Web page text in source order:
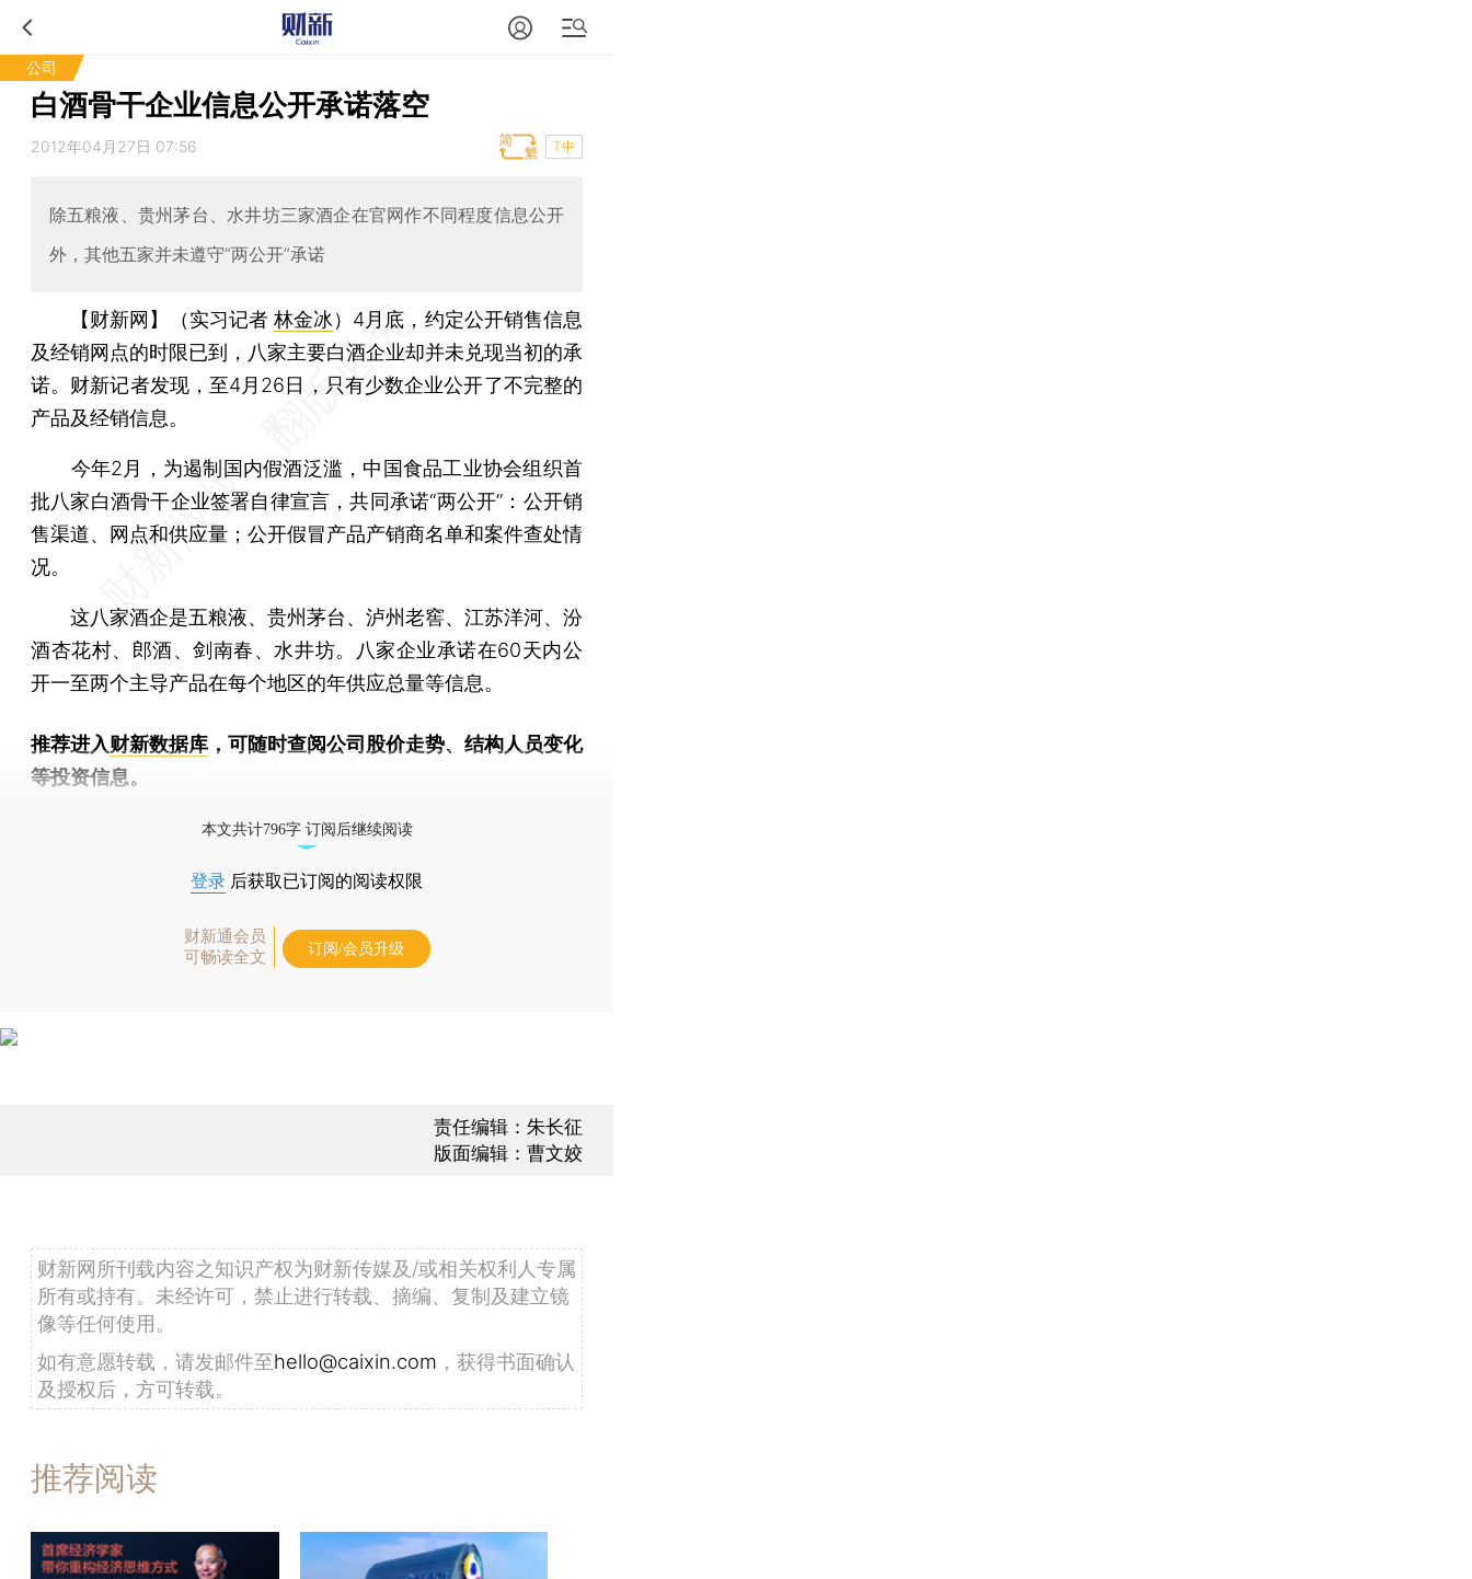
公司
白酒骨干企业信息公开承诺落空
2012年04月27日 07:56 T中
除五粮液、贵州茅台、水井坊三家酒企在官网作不同程度信息公开
外，其他五家并未遵守“两公开”承诺
【财新网】（实习记者 林金冰） 4月底，约定公开销售信息
及经销网点的时限已到，八家主要白酒企业却并未兑现当初的承
诺。财新记者发现，至4月26日，只有少数企业公开了不完整的
产品及经销信息。
今年2月，为遏制国内假酒泛滥，中国食品工业协会组织首
批八家白酒骨干企业签署自律宣言，共同承诺“两公开”：公开销
售渠道、网点和供应量；公开假冒产品产销商名单和案件查处情
况。
这八家酒企是五粮液、贵州茅台、泸州老窖、江苏洋河、汾
酒杏花村、郎酒、剑南春、水井坊。八家企业承诺在60天内公
开一至两个主导产品在每个地区的年供应总量等信息。
推荐进入财新数据库 ，可随时查阅公司股价走势、结构人员变化
等投资信息。
本文共计796字 订阅后继续阅读
登录 后获取已订阅的阅读权限
财新通会员
可畅读全文
订阅/会员升级
责任编辑：朱长征
版面编辑：曹文姣
财新网所刊载内容之知识产权为财新传媒及/或相关权利人专属
所有或持有。未经许可，禁止进行转载、摘编、复制及建立镜
像等任何使用。
如有意愿转载，请发邮件至hello@caixin.com ，获得书面确认
及授权后，方可转载。
推荐阅读